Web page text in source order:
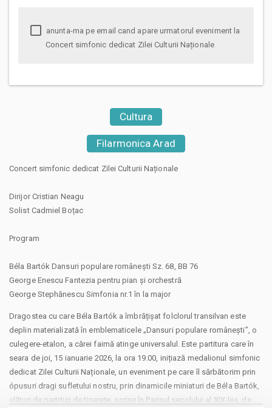
Concert simfonic dedicat Zilei Culturii Naționale
Cultura
Filarmonica Arad
Concert simfonic dedicat Zilei Culturii Naționale
Dirijor Cristian Neagu
Solist Cadmiel Boțac
Program
Béla Bartók Dansuri populare românești Sz. 68, BB 76
George Enescu Fantezia pentru pian și orchestră
George Stephănescu Simfonia nr.1 în la major
Dragostea cu care Béla Bartók a îmbrățișat folclorul transilvan este
deplin materializată în emblematicele „Dansuri populare românești”, o
culegere-etalon, a cărei faimă atinge universalul. Este partitura care în
seara de joi, 15 ianuarie 2026, la ora 19.00, inițiază medalionul simfonic
dedicat Zilei Culturii Naționale, un eveniment pe care îl sărbătorim prin
ópusuri dragi sufletului nostru, prin dinamicile miniaturi de Béla Bartók,
alături de partituri de tinerețe, scrise în Parisul secolului al XIX-lea, de